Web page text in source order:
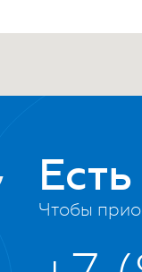
Мира 142,
Чтобы